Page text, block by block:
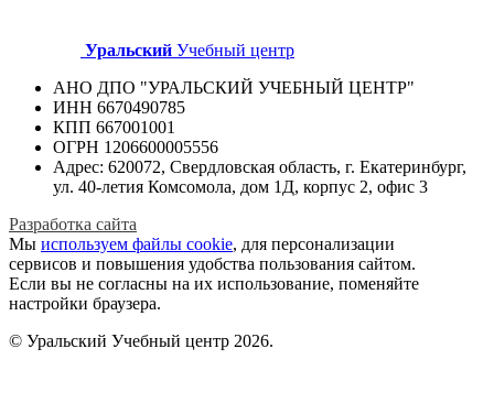
Уральский Учебный центр
АНО ДПО "УРАЛЬСКИЙ УЧЕБНЫЙ ЦЕНТР"
ИНН 6670490785
КПП 667001001
ОГРН 1206600005556
Адрес: 620072, Свердловская область, г. Екатеринбург,
ул. 40-летия Комсомола, дом 1Д, корпус 2, офис 3
Разработка сайта
Мы используем файлы cookie, для персонализации
сервисов и повышения удобства пользования сайтом.
Если вы не согласны на их использование, поменяйте
настройки браузера.
© Уральский Учебный центр 2026.